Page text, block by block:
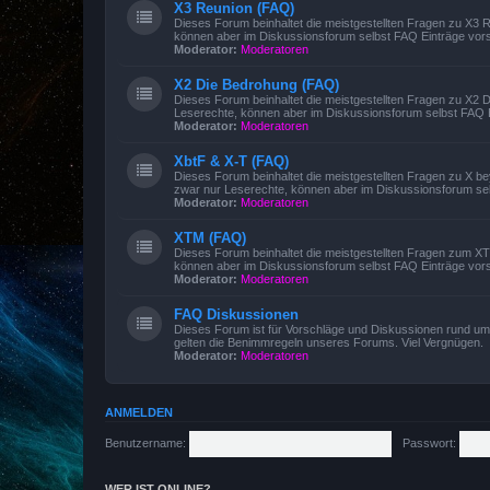
X3 Reunion (FAQ)
Dieses Forum beinhaltet die meistgestellten Fragen zu
können aber im Diskussionsforum selbst FAQ Einträge
Moderator: Moderatoren
X2 Die Bedrohung (FAQ)
Dieses Forum beinhaltet die meistgestellten Fragen zu X2
Leserechte, können aber im Diskussionsforum selbst
Moderator: Moderatoren
XbtF & X-T (FAQ)
Dieses Forum beinhaltet die meistgestellten Fragen zu X
zwar nur Leserechte, können aber im Diskussionsforum
Moderator: Moderatoren
XTM (FAQ)
Dieses Forum beinhaltet die meistgestellten Fragen zum
können aber im Diskussionsforum selbst FAQ Einträge
Moderator: Moderatoren
FAQ Diskussionen
Dieses Forum ist für Vorschläge und Diskussionen rund
gelten die Benimmregeln unseres Forums. Viel Vergnügen.
Moderator: Moderatoren
ANMELDEN
Benutzername: Passwort: